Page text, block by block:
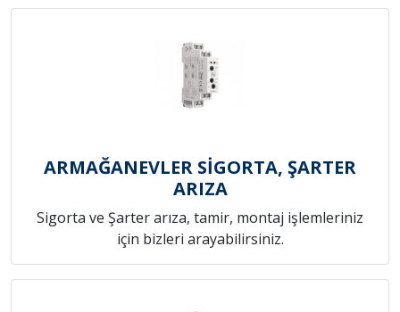
ARMAĞANEVLER SİGORTA, ŞARTER
ARIZA
Sigorta ve Şarter arıza, tamir, montaj işlemleriniz
için bizleri arayabilirsiniz.